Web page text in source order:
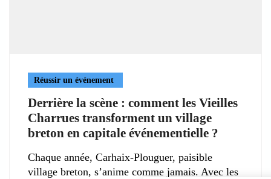
Réussir un événement
Derrière la scène : comment les Vieilles
Charrues transforment un village
breton en capitale événementielle ?
Chaque année, Carhaix-Plouguer, paisible
village breton, s’anime comme jamais. Avec les